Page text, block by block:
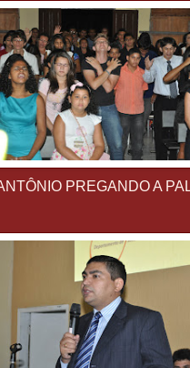
PREGANDO A